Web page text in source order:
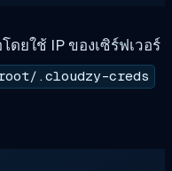
ดยใช้ IP ของเซิร์ฟเวอร์
.cloudzy-creds